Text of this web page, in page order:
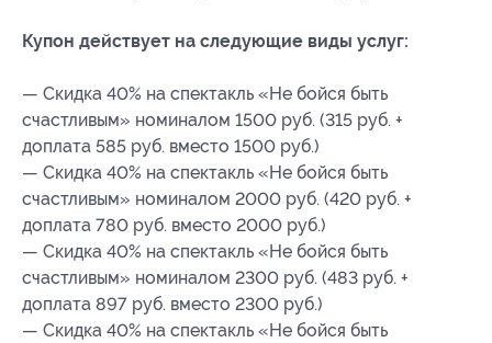
Купон действует на следующие виды услуг:
— Скидка 40% на спектакль «Не бойся быть
счастливым» номиналом 1500 руб. (315 руб. +
доплата 585 руб. вместо 1500 руб.)
— Скидка 40% на спектакль «Не бойся быть
счастливым» номиналом 2000 руб. (420 руб. +
доплата 780 руб. вместо 2000 руб.)
— Скидка 40% на спектакль «Не бойся быть
счастливым» номиналом 2300 руб. (483 руб. +
доплата 897 руб. вместо 2300 руб.)
— Скидка 40% на спектакль «Не бойся быть